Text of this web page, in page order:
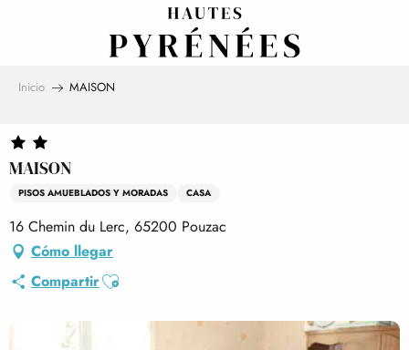
Inicio MAISON
MAISON
PISOS AMUEBLADOS Y MORADAS CASA
16 Chemin du Lerc, 65200 Pouzac
Cómo llegar
CompartirAjouter aux favoris